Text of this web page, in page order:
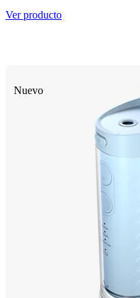
Ver producto
Nuevo